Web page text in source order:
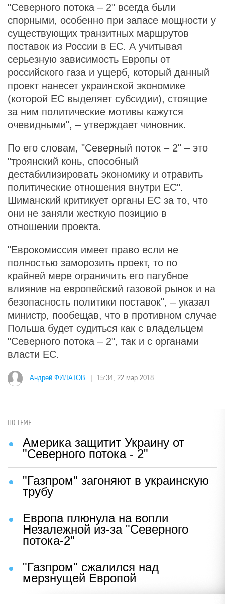
"Северного потока – 2" всегда были
спорными, особенно при запасе мощности у
существующих транзитных маршрутов
поставок из России в ЕС. А учитывая
серьезную зависимость Европы от
российского газа и ущерб, который данный
проект нанесет украинской экономике
(которой ЕС выделяет субсидии), стоящие
за ним политические мотивы кажутся
очевидными", – утверждает чиновник.
По его словам, "Северный поток – 2" – это
"троянский конь, способный
дестабилизировать экономику и отравить
политические отношения внутри ЕС".
Шиманский критикует органы ЕС за то, что
они не заняли жесткую позицию в
отношении проекта.
"Еврокомиссия имеет право если не
полностью заморозить проект, то по
крайней мере ограничить его пагубное
влияние на европейский газовой рынок и на
безопасность политики поставок", – указал
министр, пообещав, что в противном случае
Польша будет судиться как с владельцем
"Северного потока – 2", так и с органами
власти ЕС.
Андрей ФИЛАТОВ 15:34, 22 мар 2018
ПО ТЕМЕ
Америка защитит Украину от
"Северного потока - 2"
"Газпром" загоняют в украинскую
трубу
Европа плюнула на вопли
Незалежной из-за "Северного
потока-2"
"Газпром" сжалился над
мерзнущей Европой